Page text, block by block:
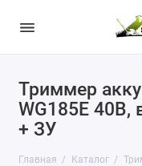
Триммер
WG185E 40В,
+ ЗУ
Главная Каталог